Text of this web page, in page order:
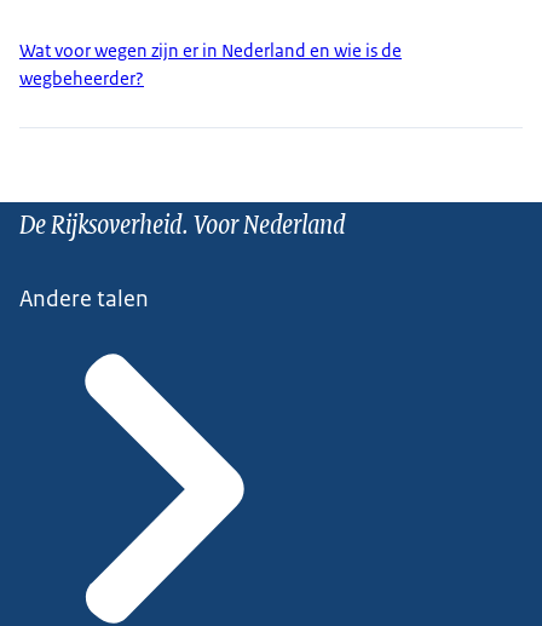
Wat voor wegen zijn er in Nederland en wie is de
wegbeheerder?
De Rijksoverheid. Voor Nederland
Andere talen